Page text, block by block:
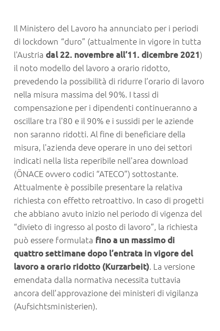
Il Ministero del Lavoro ha annunciato per i periodi
di lockdown “duro” (attualmente in vigore in tutta
l'Austriadal 22. novembre all’11. dicembre 2021)
il noto modello del lavoro a orario ridotto,
prevedendo la possibilità di ridurre l’orario di lavoro
nella misura massima del 90%. I tassi di
compensazione per i dipendenti continueranno a
oscillare tra l'80 e il 90% e i sussidi per le aziende
non saranno ridotti. Al fine di beneficiare della
misura, l'azienda deve operare in uno dei settori
indicati nella lista reperibile nell'area download
(ÖNACE ovvero codici “ATECO”) sottostante.
Attualmente è possibile presentare la relativa
richiesta con effetto retroattivo. In caso di progetti
che abbiano avuto inizio nel periodo di vigenza del
“divieto di ingresso al posto di lavoro”, la richiesta
può essere formulata fino a un massimo di
quattro settimane dopo l’entrata in vigore del
lavoro a orario ridotto (Kurzarbeit). La versione
emendata dalla normativa necessita tuttavia
ancora dell’approvazione dei ministeri di vigilanza
(Aufsichtsministerien).